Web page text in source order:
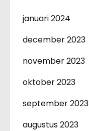
januari 2024
december 2023
november 2023
oktober 2023
september 2023
augustus 2023